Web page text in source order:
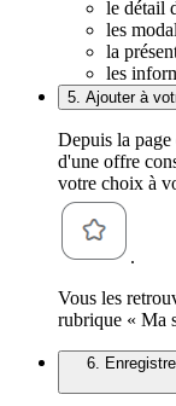
le détail
les
la
les
5. Ajouter à
Depuis la page
d'une offre
votre choix à
.
Vous les
rubrique « Ma
6.